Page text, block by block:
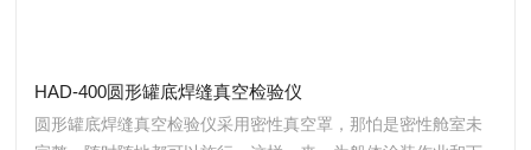
HAD-400圆形罐底焊缝真空检验仪
圆形罐底焊缝真空检验仪采用密性真空罩，那怕是密性舱室未